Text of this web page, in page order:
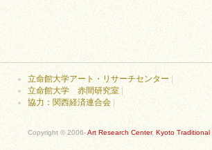
立命館大学アート・リサーチセンター
立命館大学 赤間研究室
協力：関西経済連合会
Copyright © 2006-Art Research Center, Kyoto Traditional